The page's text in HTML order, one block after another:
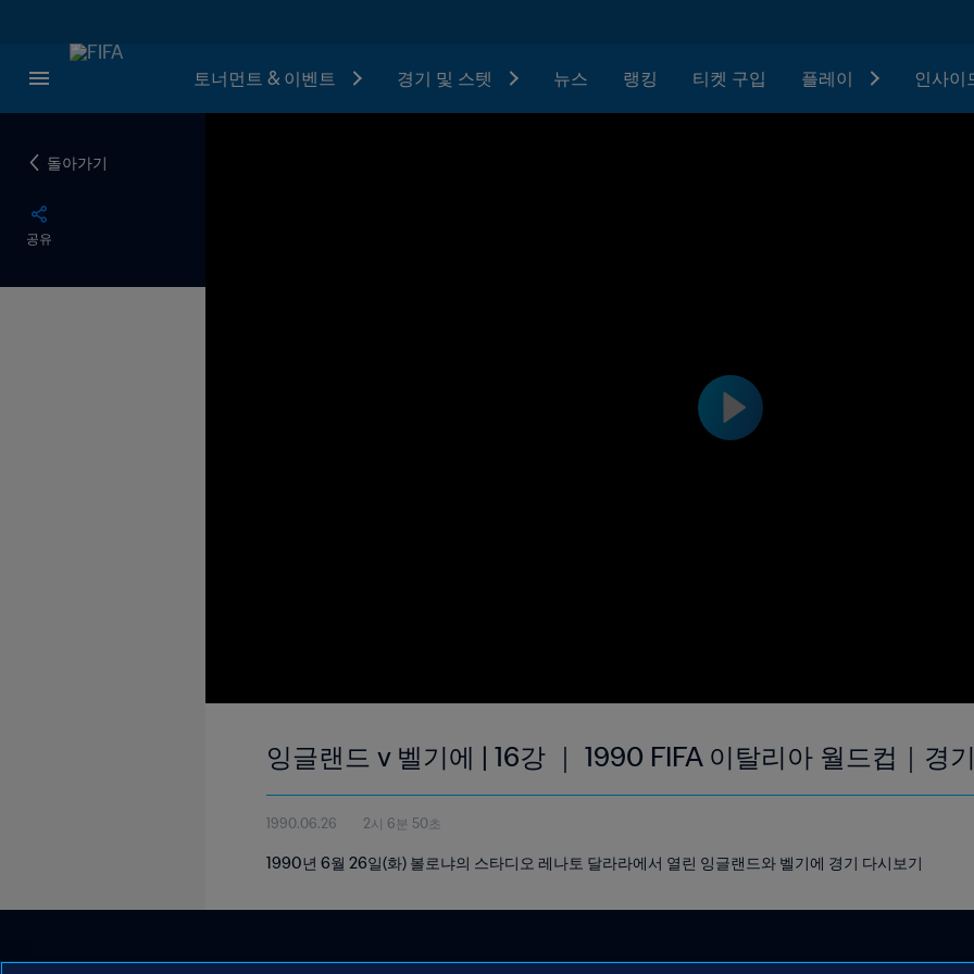
토너먼트 & 이벤트 경기 및 스텟 뉴스 랭킹 티켓 구입 플레이 인사이
돌아가기
공유
잉글랜드 v 벨기에 | 16강 ｜ 1990 FIFA 이탈리아 월드컵｜경
1990.06.26 2시 6분 50초
1990년 6월 26일(화) 볼로냐의 스타디오 레나토 달라라에서 열린 잉글랜드와 벨기에 경기 다시보기